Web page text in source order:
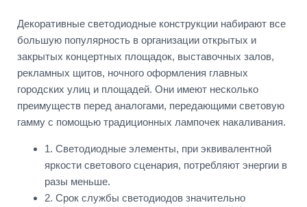
Декоративные светодиодные конструкции набирают все
большую популярность в организации открытых и
закрытых концертных площадок, выставочных залов,
рекламных щитов, ночного оформления главных
городских улиц и площадей. Они имеют несколько
преимуществ перед аналогами, передающими световую
гамму с помощью традиционных лампочек накаливания.
1. Светодиодные элементы, при эквивалентной
яркости светового сценария, потребляют энергии в
разы меньше.
2. Срок службы светодиодов значительно